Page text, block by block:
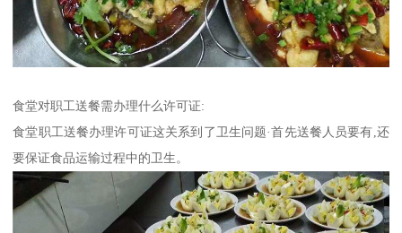
食堂对职工送餐需办理什么许可证:
食堂职工送餐办理许可证这关系到了卫生问题·首先送餐人员要有,还
要保证食品运输过程中的卫生。